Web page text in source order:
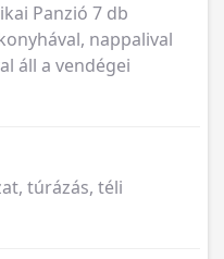
Panzió 7 db
nappalival
áll a vendégei
túrázás, téli